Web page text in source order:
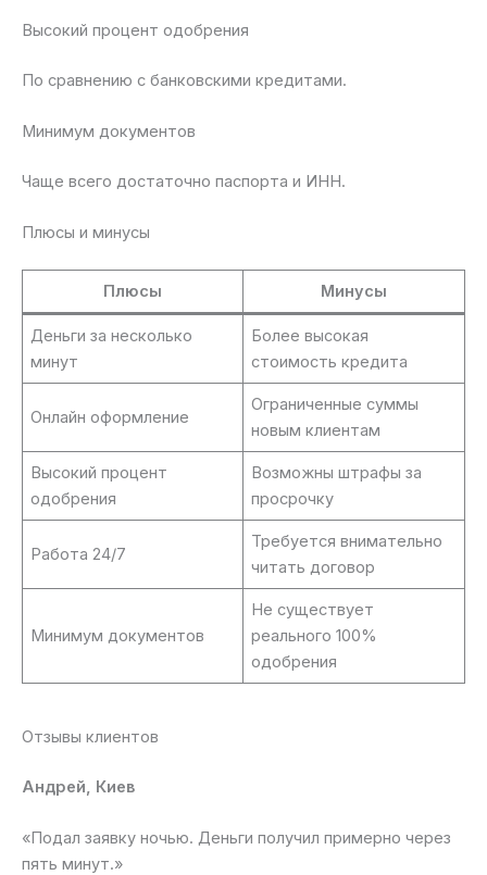
Высокий процент одобрения
По сравнению с банковскими кредитами.
Минимум документов
Чаще всего достаточно паспорта и ИНН.
Плюсы и минусы
Плюсы Минусы
Деньги за несколько
минут
Более высокая
стоимость кредита
Онлайн оформление
Ограниченные суммы
новым клиентам
Высокий процент
одобрения
Возможны штрафы за
просрочку
Работа 24/7
Требуется внимательно
читать договор
Минимум документов
Не существует
реального 100%
одобрения
Отзывы клиентов
Андрей, Киев
«Подал заявку ночью. Деньги получил примерно через
пять минут.»